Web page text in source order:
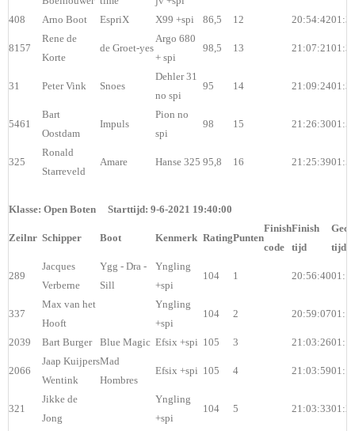
408
Arno Boot EspriX X99 +spi 86,5 12 20:54:42
8157
Rene de
Korte
de Groet-yes
Argo 680
+ spi
98,5 13 21:07:21
31 Peter Vink Snoes
Dehler 31
no spi
95 14 21:09:24
5461
Bart
Oostdam
Impuls
Pion no
spi
98 15 21:26:30
325
Ronald
Starreveld
Amare Hanse 325 95,8 16 21:25:39
Klasse: Open Boten Starttijd: 9-6-2021 19:40:00
Zeilnr Schipper Boot Kenmerk RatingPunten
Finish
code
Finish
tijd
tijd
289
Jacques
Verberne
Ygg - Dra -
Sill
Yngling
+spi
104 1 20:56:40
337
Max van het
Hooft
Yngling
+spi
104 2 20:59:07
2039 Bart Burger Blue Magic Efsix +spi 105 3 21:03:26
2066
Jaap Kuijpers
Wentink
Mad
Hombres
Efsix +spi 105 4 21:03:59
321
Jikke de
Jong
Yngling
+spi
104 5 21:03:33